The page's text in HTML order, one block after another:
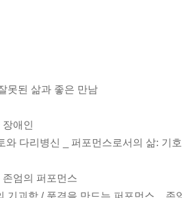
못된 삶과 좋은 만남
애인
와 다리병신 _ 퍼포먼스로서의 삶: 기
엄의 퍼포먼스